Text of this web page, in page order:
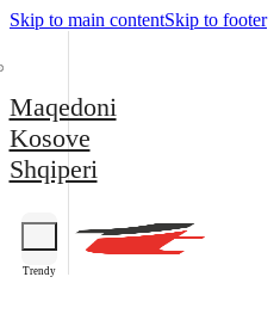
Skip to main contentSkip to footer
Maqedoni
Kosove
Shqiperi
Trendy